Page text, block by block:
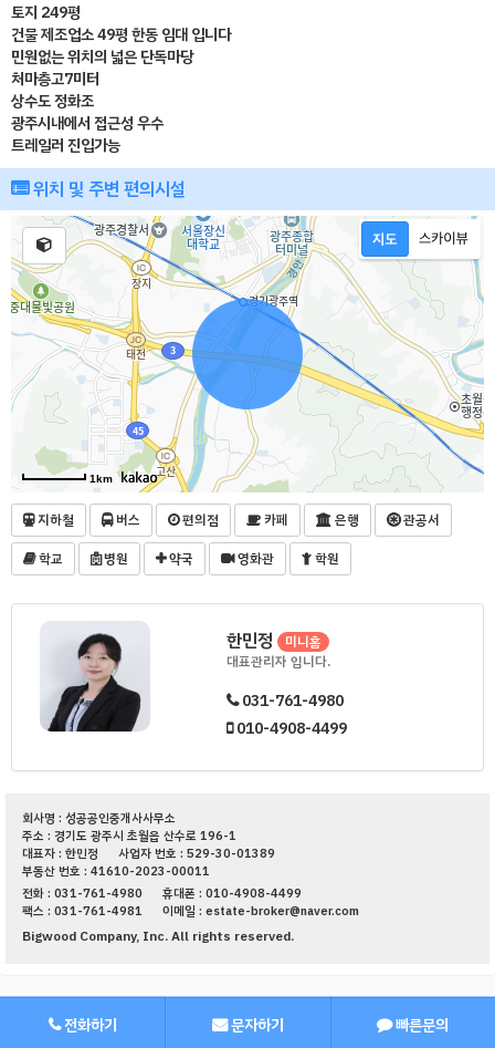
토지 249평
건물 제조업소 49평 한동 임대 입니다
민원없는 위치의 넓은 단독마당
처마층고7미터
상수도 정화조
광주시내에서 접근성 우수
트레일러 진입가능
위치 및 주변 편의시설
1km
지하철 버스 편의점 카페 은행
관공서
학교
병원 약국 영화관 학원
한민정 미니홈
대표관리자 입니다.
031-761-4980
010-4908-4499
회사명 : 성공공인중개사사무소
주소 : 경기도 광주시 초월읍 산수로 196-1
대표자 : 한민정
사업자 번호 : 529-30-01389
부동산 번호 : 41610-2023-00011
전화 : 031-761-4980
휴대폰 : 010-4908-4499
팩스 : 031-761-4981
이메일 : estate-broker@naver.com
Bigwood Company, Inc. All rights reserved.
전화하기 문자하기 빠른문의